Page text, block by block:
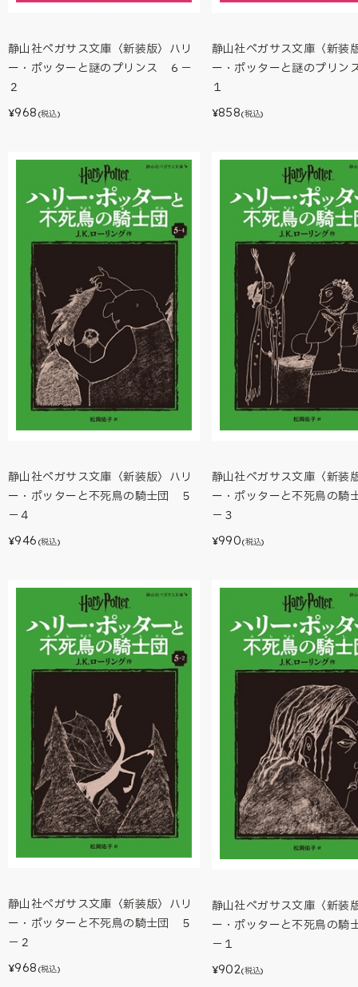
静山社ペガサス文庫〈新装版〉ハリ
ー・ポッターと謎のプリンス ６－
２
¥968 (税込)
静山社ペガサス文庫〈新装
ー・ポッターと謎のプリ
１
¥858(税込)
静山社ペガサス文庫〈新装版〉ハリ
ー・ポッターと不死鳥の騎士団 ５
－４
¥946 (税込)
静山社ペガサス文庫〈新装
ー・ポッターと不死鳥の
－３
¥990(税込)
静山社ペガサス文庫〈新装版〉ハリ
ー・ポッターと不死鳥の騎士団 ５
－２
¥968 (税込)
静山社ペガサス文庫〈新装
ー・ポッターと不死鳥の
－１
¥902(税込)